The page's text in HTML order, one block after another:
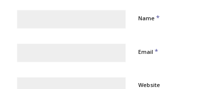
Name *
Email *
Website